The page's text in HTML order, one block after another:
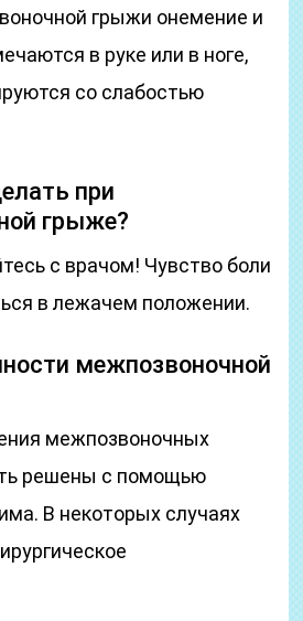
грыжи онемение и
в руке или в ноге,
со слабостью
при
грыже?
с врачом! Чувство боли
в лежачем положении.
межпозвоночной
межпозвоночных
решены с помощью
В некоторых случаях